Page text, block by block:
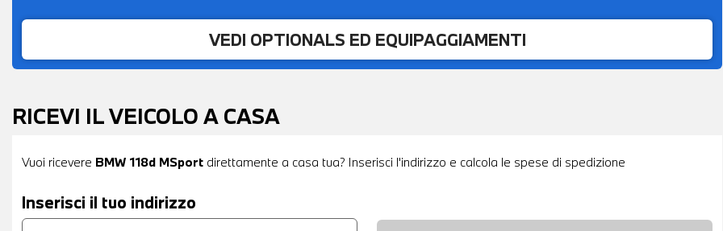
VEDI OPTIONALS ED EQUIPAGGIAMENTI
RICEVI IL VEICOLO A CASA
Vuoi ricevere BMW 118d MSport direttamente a casa tua? Inserisci l'indirizzo e calcola le spese di spedizione
Inserisci il tuo indirizzo